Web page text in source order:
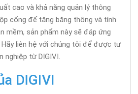
cao và khả năng quản lý thông
cổng để tăng băng thông và tính
mềm, sản phẩm này sẽ đáp ứng
liên hệ với chúng tôi để được tư
nghiệp từ DIGIVI.
DIGIVI